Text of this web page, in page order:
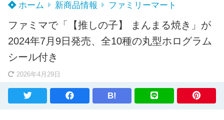
ホーム 新商品情報 ファミリーマート
ファミマで「【推しの子】 まんまる焼き」が
2024年7月9日発売、全10種の丸型ホログラム
シール付き
2026年4月29日
B!